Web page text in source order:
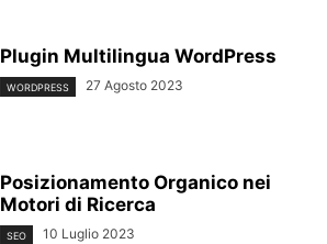
Plugin Multilingua WordPress
WORDPRESS 27 Agosto 2023
Posizionamento Organico nei
Motori di Ricerca
SEO 10 Luglio 2023